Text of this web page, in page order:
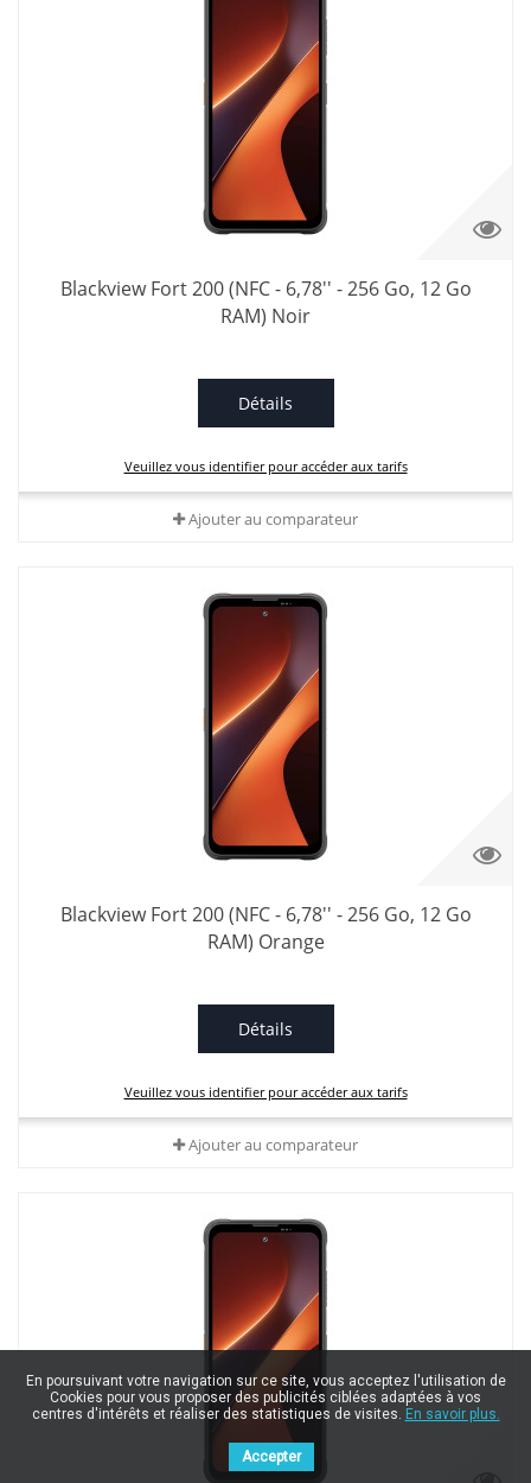
Blackview Fort 200 (NFC - 6,78'' - 256 Go, 12 Go
RAM) Noir
Détails
Veuillez vous identifier pour accéder aux tarifs
Ajouter au comparateur
Blackview Fort 200 (NFC - 6,78'' - 256 Go, 12 Go
RAM) Orange
Détails
Veuillez vous identifier pour accéder aux tarifs
Ajouter au comparateur
En poursuivant votre navigation sur ce site, vous acceptez l'utilisation de
Cookies pour vous proposer des publicités ciblées adaptées à vos
centres d'intérêts et réaliser des statistiques de visites. En savoir plus.
Accepter